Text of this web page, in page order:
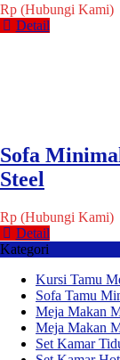
Rp (Hubungi Kami)
Detail
Sofa
Steel
Rp (Hubungi Kami)
Detail
Kategori
Kursi Tamu
Sofa Tamu
Meja Makan
Meja Makan
Set Kamar